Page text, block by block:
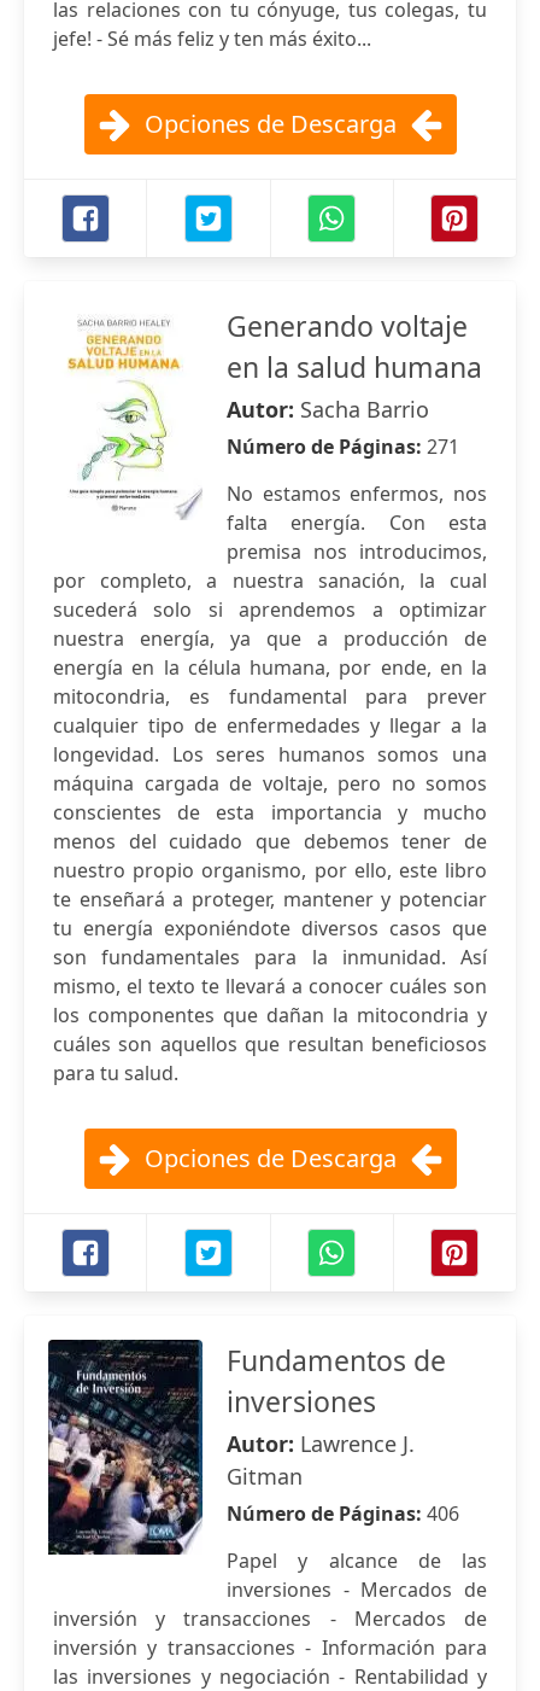
las relaciones con tu cónyuge, tus colegas, tu
jefe! - Sé más feliz y ten más éxito...
Opciones de Descarga
Generando voltaje
en la salud humana
Autor: Sacha Barrio
Número de Páginas: 271
No estamos enfermos, nos
falta energía. Con esta
premisa nos introducimos,
por completo, a nuestra sanación, la cual
sucederá solo si aprendemos a optimizar
nuestra energía, ya que a producción de
energía en la célula humana, por ende, en la
mitocondria, es fundamental para prever
cualquier tipo de enfermedades y llegar a la
longevidad. Los seres humanos somos una
máquina cargada de voltaje, pero no somos
conscientes de esta importancia y mucho
menos del cuidado que debemos tener de
nuestro propio organismo, por ello, este libro
te enseñará a proteger, mantener y potenciar
tu energía exponiéndote diversos casos que
son fundamentales para la inmunidad. Así
mismo, el texto te llevará a conocer cuáles son
los componentes que dañan la mitocondria y
cuáles son aquellos que resultan beneficiosos
para tu salud.
Opciones de Descarga
Fundamentos de
inversiones
Autor: Lawrence J.
Gitman
Número de Páginas: 406
Papel y alcance de las
inversiones - Mercados de
inversión y transacciones - Mercados de
inversión y transacciones - Información para
las inversiones y negociación - Rentabilidad y